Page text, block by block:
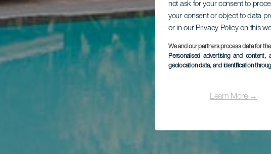
not ask for your consent to
your consent or object to data
or in our Privacy Policy on this
We and our partners process data for
Personalised advertising and content,
geolocation data, and identification
Learn More →